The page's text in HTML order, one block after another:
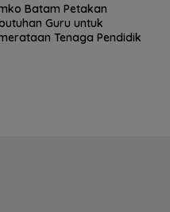
Batam Petakan
Guru untuk
Tenaga Pendidik